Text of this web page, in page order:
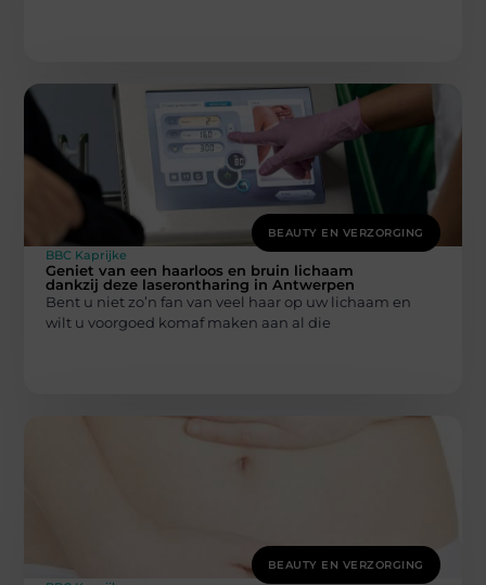
BEAUTY EN VERZORGING
BBC Kaprijke
Geniet van een haarloos en bruin lichaam
dankzij deze laserontharing in Antwerpen
Bent u niet zo’n fan van veel haar op uw lichaam en
wilt u voorgoed komaf maken aan al die
BEAUTY EN VERZORGING